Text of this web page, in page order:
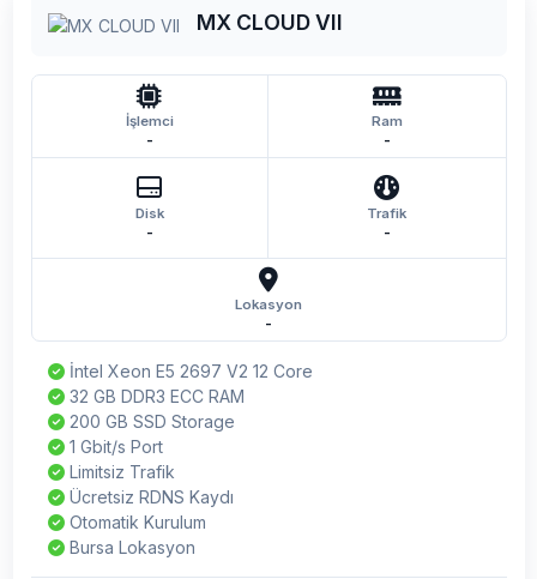
MX CLOUD VII
İşlemci
-
Ram
-
Disk
-
Trafik
-
Lokasyon
-
İntel Xeon E5 2697 V2 12 Core
32 GB DDR3 ECC RAM
200 GB SSD Storage
1 Gbit/s Port
Limitsiz Trafik
Ücretsiz RDNS Kaydı
Otomatik Kurulum
Bursa Lokasyon